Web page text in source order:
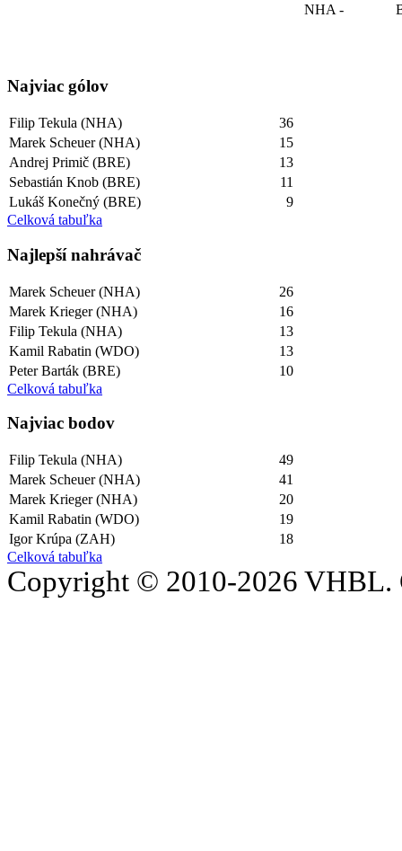
NHA -
Najviac gólov
Filip Tekula (NHA)
36
Marek Scheuer (NHA)
15
Andrej Primič (BRE)
13
Sebastián Knob (BRE)
11
Lukáš Konečný (BRE)
9
Celková tabuľka
Najlepší­ nahrávač
Marek Scheuer (NHA)
26
Marek Krieger (NHA)
16
Filip Tekula (NHA)
13
Kamil Rabatin (WDO)
13
Peter Barták (BRE)
10
Celková tabuľka
Najviac bodov
Filip Tekula (NHA)
49
Marek Scheuer (NHA)
41
Marek Krieger (NHA)
20
Kamil Rabatin (WDO)
19
Igor Krúpa (ZAH)
18
Celková tabuľka
Copyright © 2010-2026 VHBL.